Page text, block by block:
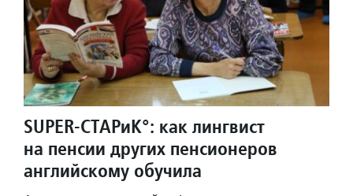
SUPER-СТАРиК°: как лингвист
на пенсии других пенсионеров
английскому обучила